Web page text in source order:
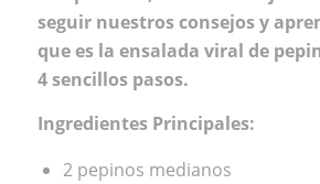
seguir nuestros consejosy
que es la ensalada viral de
4 sencillos pasos.
Ingredientes Principales:
2 pepinos medianos